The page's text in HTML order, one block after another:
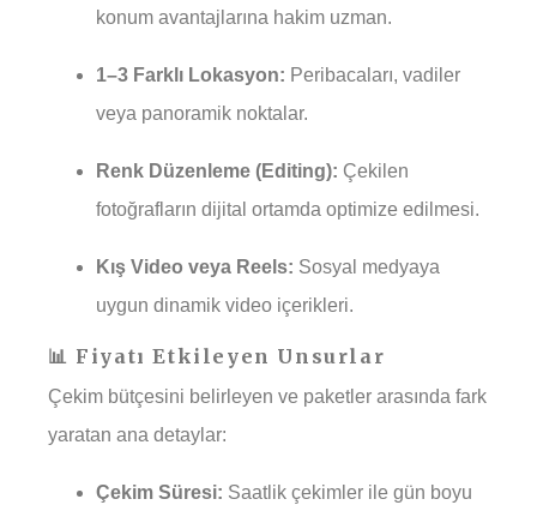
konum avantajlarına hakim uzman.
1–3 Farklı Lokasyon: Peribacaları, vadiler
veya panoramik noktalar.
Renk Düzenleme (Editing): Çekilen
fotoğrafların dijital ortamda optimize edilmesi.
Kış Video veya Reels: Sosyal medyaya
uygun dinamik video içerikleri.
📊 Fiyatı Etkileyen Unsurlar
Çekim bütçesini belirleyen ve paketler arasında fark
yaratan ana detaylar:
Çekim Süresi: Saatlik çekimler ile gün boyu